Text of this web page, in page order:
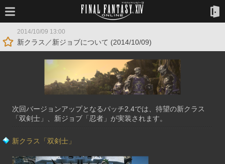
2014/10/09 13:00
新クラス／新ジョブについて (2014/10/09)
次回バージョンアップとなるパッチ2.4では、待望の新クラス
「双剣士」、新ジョブ「忍者」が実装されます。
新クラス「双剣士」